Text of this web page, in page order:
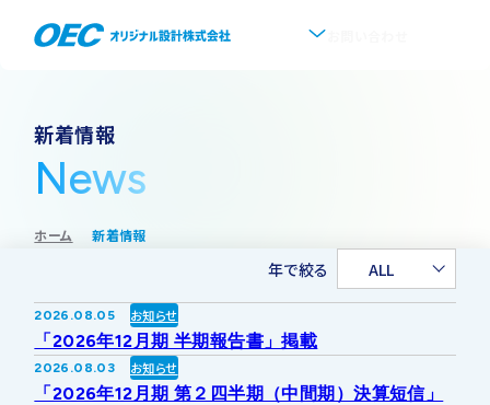
企業情報
会社概要
代表挨拶
沿革
事業所・アクセス
事業紹介
事業一覧
上水道
下水道
IR情報
IRトップ
株式・株主情報
新着情報
採用情報
新着情報
News
ホーム 新着情報
年で絞る ALL
2026.08.05 お知らせ
「2026年12月期 半期報告書」掲載
2026.08.03 お知らせ
「2026年12月期 第２四半期（中間期）決算短信」